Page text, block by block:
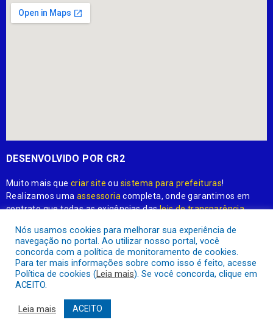
DESENVOLVIDO POR CR2
Muito mais quecriar site ou sistema para prefeituras!
Realizamos umaassessoria completa, onde garantimos em
contrato que todas as exigências dasleis de transparência
Conheça oPNTP e oRadar da Transparência Pública
Todos os direitos reservados a
Nós usamos cookies para melhorar sua experiência de
navegação no portal. Ao utilizar nosso portal, você
concorda com a política de monitoramento de cookies.
Para ter mais informações sobre como isso é feito, acesse
Política de cookies (Leia mais). Se você concorda, clique em
ACEITO.
Leia mais ACEITO